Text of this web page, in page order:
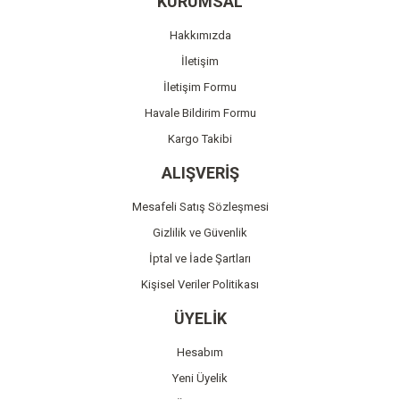
Ürün bilgilerinde hatalar bulunuyor.
Ürün fiyatı diğer sitelerden daha pahalı.
Bu ürüne benzer farklı alternatifler olmalı.
Gönder
Hakkımızda
İletişim
İletişim Formu
Havale Bildirim Formu
Kargo Takibi
ALIŞVERİŞ
Mesafeli Satış Sözleşmesi
Gizlilik ve Güvenlik
İptal ve İade Şartları
Kişisel Veriler Politikası
ÜYELİK
Hesabım
Yeni Üyelik